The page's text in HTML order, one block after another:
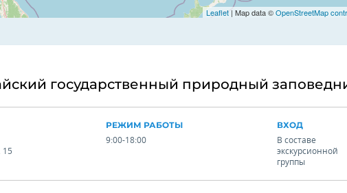
Leaflet | Map data ©OpenStreetMap
государственный природный
15
РЕЖИМ РАБОТЫ
9:00-18:00
ВХОД
В составе
экскурсионной
группы